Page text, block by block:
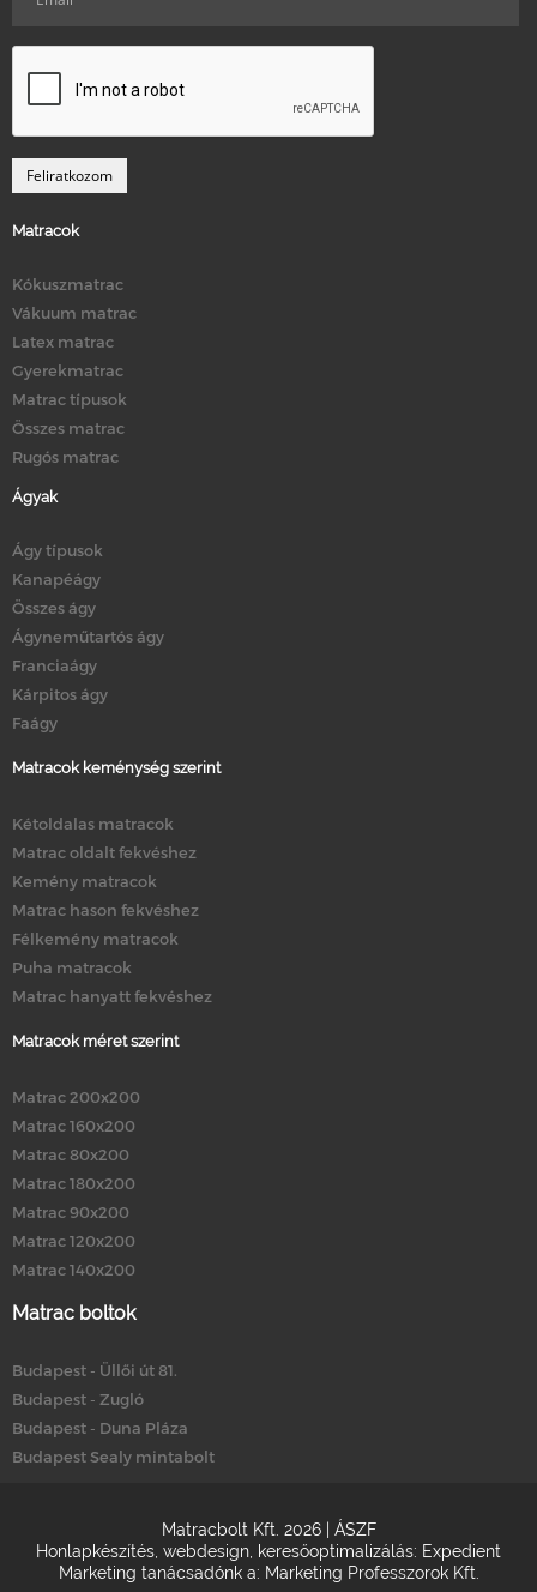
Matracok
Kókuszmatrac
Vákuum matrac
Latex matrac
Gyerekmatrac
Matrac típusok
Összes matrac
Rugós matrac
Ágyak
Ágy típusok
Kanapéágy
Összes ágy
Ágyneműtartós ágy
Franciaágy
Kárpitos ágy
Faágy
Matracok keménység szerint
Kétoldalas matracok
Matrac oldalt fekvéshez
Kemény matracok
Matrac hason fekvéshez
Félkemény matracok
Puha matracok
Matrac hanyatt fekvéshez
Matracok méret szerint
Matrac 200x200
Matrac 160x200
Matrac 80x200
Matrac 180x200
Matrac 90x200
Matrac 120x200
Matrac 140x200
Matrac boltok
Budapest - Üllői út 81.
Budapest - Zugló
Budapest - Duna Pláza
Budapest Sealy mintabolt
Matracbolt Kft. 2026 | ÁSZF
Honlapkészítés webdesign keresőoptimalizálás: Expedient
Marketing tanácsadónk a: Marketing Professzorok Kft.